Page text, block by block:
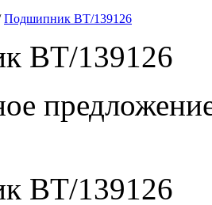
Подшипник BT/139126
BT/139126
BT/139126